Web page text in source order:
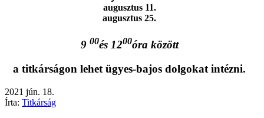
augusztus 11.
augusztus 25.
9 00és 1200óra között
a titkárságon lehet ügyes-bajos dolgokat intézni.
2021 jún. 18.
Írta: Titkárság